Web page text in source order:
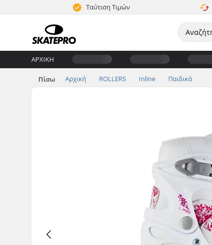
Ταύτιση Τιμών
ΑΡΧΙΚΉ
Πίσω Αρχική ROLLERS Inline Παιδικά